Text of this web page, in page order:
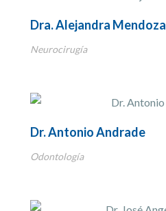
Dra. Alejandra Mendoza
Neurocirugía
Dr. Antonio Andrade
Odontología